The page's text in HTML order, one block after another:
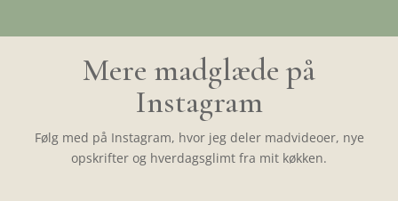
Mere madglæde på
Instagram
Følg med på Instagram, hvor jeg deler madvideoer, nye
opskrifter og hverdagsglimt fra mit køkken.